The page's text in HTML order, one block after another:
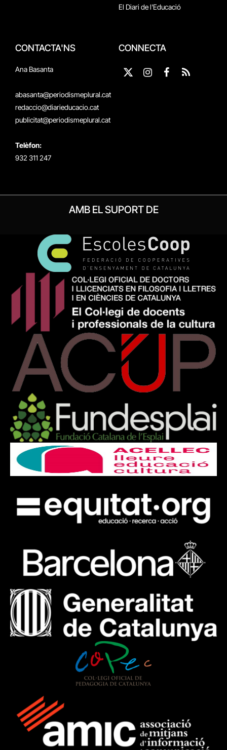
El Diari de l'Educació
CONTACTA'NS
Ana Basanta
abasanta@periodismeplural.cat
redaccio@diarieducacio.cat
publicitat@periodismeplural.cat
Telèfon:
932 311 247
CONNECTA
X
Instagram
Facebook
RSS
AMB EL SUPORT DE